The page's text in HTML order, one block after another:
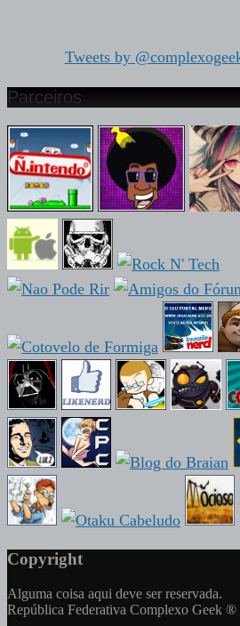
Tweets by
Parceiros
Copyright
Alguma coisa aqui deve ser reservada.
República Federativa Complexo Geek ®